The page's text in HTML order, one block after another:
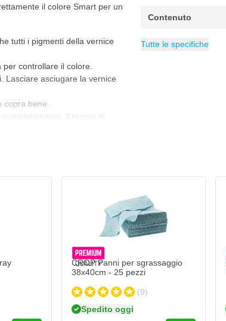
il colore Smart per un
tutti i pigmenti della vernice
controllare il colore.
Lasciare asciugare la vernice
bene.
Il tempo di
e dallo spessore dello
consiglia di indossare sempre
esterni, proprio come
con un pennarello trasparente.
da tutti gli agenti atmosferici
diesel e altri prodotti
Black Fury Metallic
di fabbrica
Contenuto
Copertura minima
Copertura massima
Categoria
Tutte le specifiche
CROP Panni per sgrassaggio
38x40cm - 25 pezzi
(9)
Spedito oggi